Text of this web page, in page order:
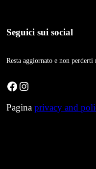
Seguici sui social
Resta aggiornato e non perderti
Facebook Instagram
Paginaprivacy and